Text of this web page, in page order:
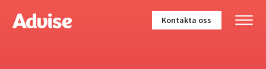
Kontakta oss